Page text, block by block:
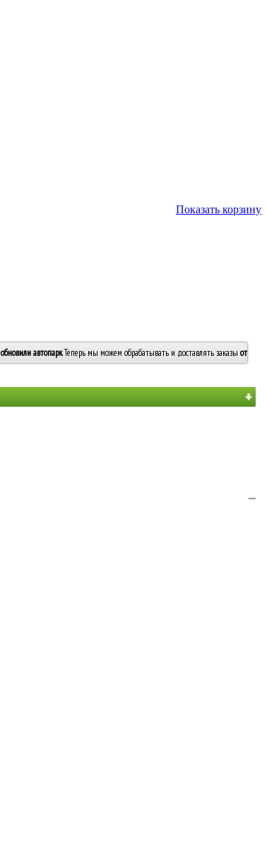
Показать корзину
обновили автопарк. Теперь мы можем обрабатывать и доставлять заказы от